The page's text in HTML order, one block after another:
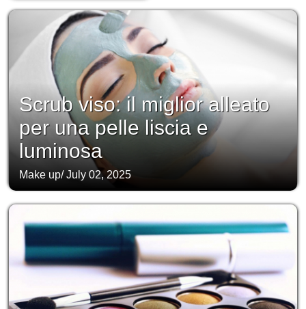
Scrub viso: il miglior alleato
per una pelle liscia e
luminosa
Make up/July 02, 2025